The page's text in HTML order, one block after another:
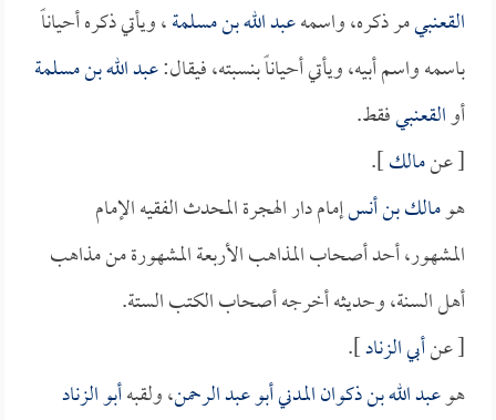
القعنبيمر ذكره، واسمهعبد الله بن مسلمة، ويأتي ذكره أحياناً
باسمه واسم أبيه، ويأتي أحياناً بنسبته، فيقال:عبد الله بن مسلمة
أوالقعنبيفقط.
[ عنمالك].
هومالك بن أنسإمام دار الهجرة المحدث الفقيه الإمام
المشهور، أحد أصحاب المذاهب الأربعة المشهورة من مذاهب
أهل السنة، وحديثه أخرجه أصحاب الكتب الستة.
[ عنأبي الزناد].
هوعبد الله بن ذكوان المدني أبو عبد الرحمن، ولقبهأبو الزناد